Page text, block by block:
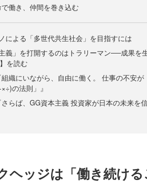
働き、仲間を巻き込む
による「多世代共生社会」を目指すには
義」を打開するのはトラリーマン──成果を
を読む
織にいながら、自由に働く。 仕事の不安が
の法則」』
らば、GG資本主義 投資家が日本の未来を
ヘッジは「働き続ける